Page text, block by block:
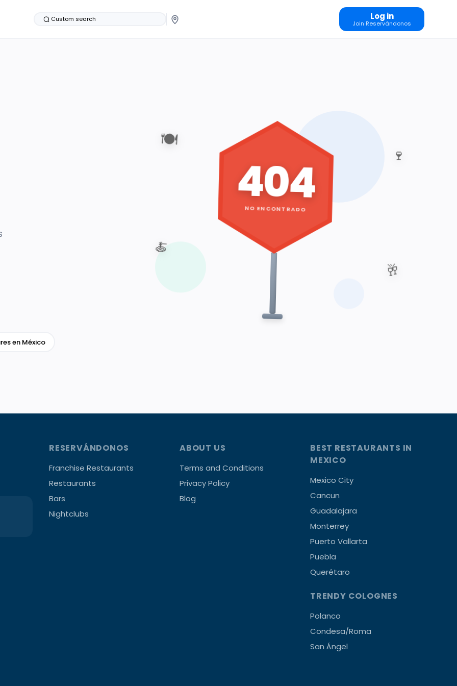
Custom search Log in
Join Reservándonos
en México
🍽️
🍷
🥂
🍝
404
NO ENCONTRADO
RESERVÁNDONOS
Franchise Restaurants
Restaurants
Bars
Nightclubs
ABOUT US
Terms and Conditions
Privacy Policy
Blog
BEST RESTAURANTS IN
MEXICO
Mexico City
Cancun
Guadalajara
Monterrey
Puerto Vallarta
Puebla
Querétaro
TRENDY COLOGNES
Polanco
Condesa/Roma
San Ángel